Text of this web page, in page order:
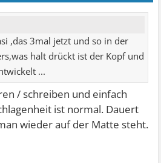
,das 3mal jetzt und so in der
halt drückt ist der Kopf und
...
/ schreiben und einfach
ist normal. Dauert
wieder auf der Matte steht.